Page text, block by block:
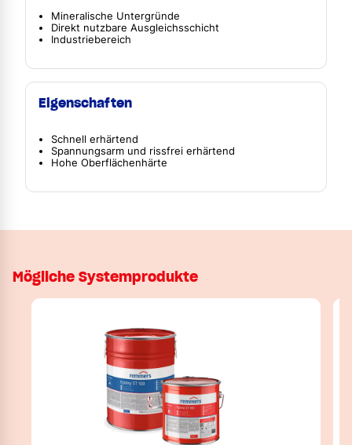
Mineralische Untergründe
Direkt nutzbare Ausgleichsschicht
Industriebereich
Eigenschaften
Schnell erhärtend
Spannungsarm und rissfrei erhärtend
Hohe Oberflächenhärte
Mögliche Systemprodukte